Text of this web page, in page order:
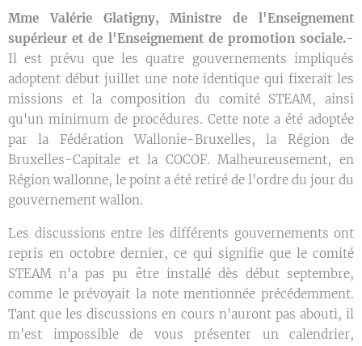
Mme Valérie Glatigny, Ministre de l'Enseignement
supérieur et de l'Enseignement de promotion sociale.-
Il est prévu que les quatre gouvernements impliqués
adoptent début juillet une note identique qui fixerait les
missions et la composition du comité STEAM, ainsi
qu'un minimum de procédures. Cette note a été adoptée
par la Fédération Wallonie-Bruxelles, la Région de
Bruxelles-Capitale et la COCOF. Malheureusement, en
Région wallonne, le point a été retiré de l'ordre du jour du
gouvernement wallon.
Les discussions entre les différents gouvernements ont
repris en octobre dernier, ce qui signifie que le comité
STEAM n'a pas pu être installé dès début septembre,
comme le prévoyait la note mentionnée précédemment.
Tant que les discussions en cours n'auront pas abouti, il
m'est impossible de vous présenter un calendrier,